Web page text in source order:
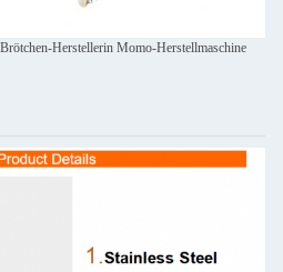
Herstellerin Momo-Herstellmaschine